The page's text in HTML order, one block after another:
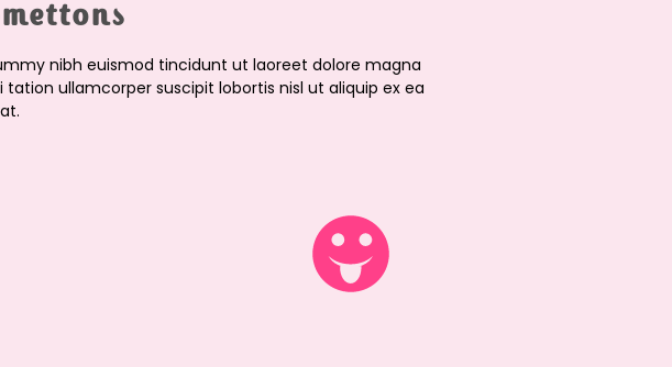
nibh euismod tincidunt ut laoreet dolore magna
ullamcorper suscipit lobortis nisl ut aliquip ex ea